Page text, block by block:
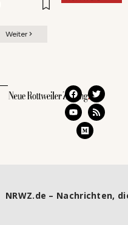
Weiter
NRWZ.de – Nachrichten,